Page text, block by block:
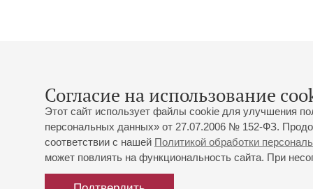
Согласие на использование
Этот сайт использует файлы cookie для улучшения
персональных данных» от 27.07.2006 № 152-ФЗ.
соответствии с нашей Политикой обработки
может повлиять на функциональность сайта. При